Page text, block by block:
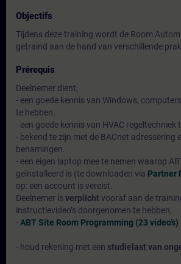
Objectifs
Tijdens deze training wordt de Room
getraind aan de hand van verschillende
Prérequis
Deelnemer dient,
- een goede kennis van Windows,
te hebben.
- een goede kennis van HVAC regeltechniek
- bekend te zijn met de BACnet adressering
benamingen.
- een eigen laptop mee te nemen waarop
geïnstalleerd is (te downloaden via Partner
op: een account is vereist.
Deelnemer is verplicht vooraf aan de
instructievideo’s doorgenomen te hebben,
-ABT Site Room Programming (23 video’s)
- houd rekening met een studielast van